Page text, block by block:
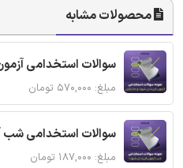
محصولات مشابه
سوالات استخدامی
مبلغ: ۵۷۰,۰۰۰ تومان
سوالات استخدامی شب
مبلغ: ۱۸۷,۰۰۰ تومان